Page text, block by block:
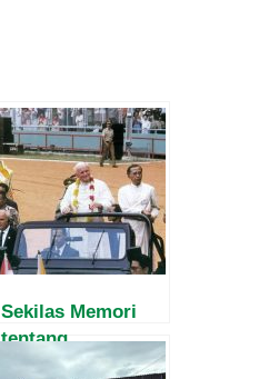
Sekilas Memori
tentang
Kunjungan Sri